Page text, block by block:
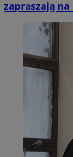
zapraszają na